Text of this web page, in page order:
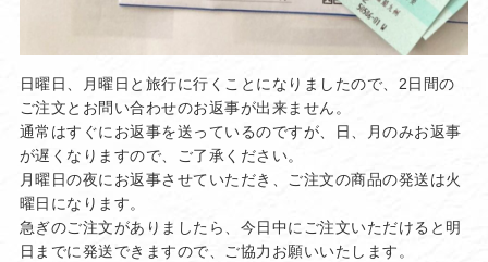
日曜日、月曜日と旅行に行くことになりましたので、2日間の
ご注文とお問い合わせのお返事が出来ません。
通常はすぐにお返事を送っているのですが、日、月のみお返事
が遅くなりますので、ご了承ください。
月曜日の夜にお返事させていただき、ご注文の商品の発送は火
曜日になります。
急ぎのご注文がありましたら、今日中にご注文いただけると明
日までに発送できますので、ご協力お願いいたします。